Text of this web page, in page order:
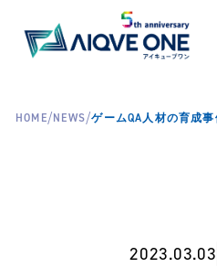
HOME/NEWS/ゲームQA人材の育成
2023.03.03